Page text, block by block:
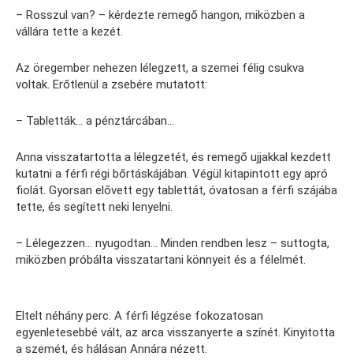
– Rosszul van? – kérdezte remegő hangon, miközben a
vállára tette a kezét.
Az öregember nehezen lélegzett, a szemei félig csukva
voltak. Erőtlenül a zsebére mutatott:
– Tabletták… a pénztárcában…
Anna visszatartotta a lélegzetét, és remegő ujjakkal kezdett
kutatni a férfi régi bőrtáskájában. Végül kitapintott egy apró
fiolát. Gyorsan elővett egy tablettát, óvatosan a férfi szájába
tette, és segített neki lenyelni.
– Lélegezzen… nyugodtan… Minden rendben lesz – suttogta,
miközben próbálta visszatartani könnyeit és a félelmét.
Eltelt néhány perc. A férfi légzése fokozatosan
egyenletesebbé vált, az arca visszanyerte a színét. Kinyitotta
a szemét, és hálásan Annára nézett.